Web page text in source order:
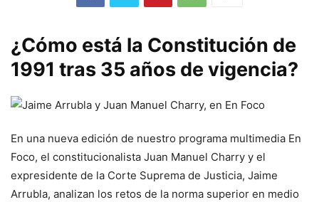
¿Cómo está la Constitución de
1991 tras 35 años de vigencia?
En una nueva edición de nuestro programa multimedia En
Foco, el constitucionalista Juan Manuel Charry y el
expresidente de la Corte Suprema de Justicia, Jaime
Arrubla, analizan los retos de la norma superior en medio